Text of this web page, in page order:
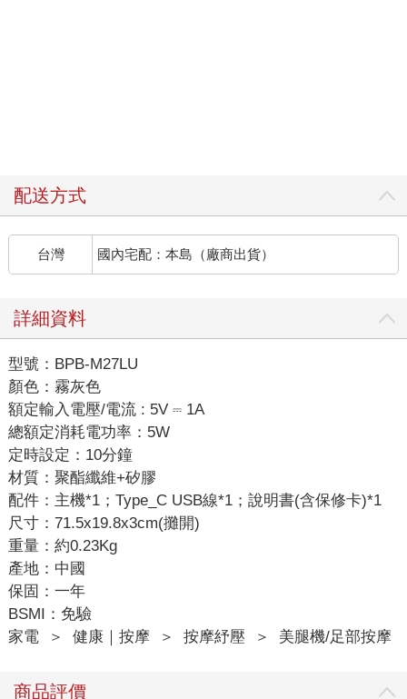
配送方式
台灣 國內宅配：本島（廠商出貨）
詳細資料
型號：BPB-M27LU
顏色：霧灰色
額定輸入電壓/電流 : 5V ⎓ 1A
總額定消耗電功率：5W
定時設定：10分鐘
材質：聚酯纖維+矽膠
配件：主機*1；Type_C USB線*1；說明書(含保修卡)*1
尺寸：71.5x19.8x3cm(攤開)
重量：約0.23Kg
產地：中國
保固：一年
BSMI：免驗
家電
＞ 健康｜按摩 ＞ 按摩紓壓 ＞ 美腿機/足部按摩
商品評價